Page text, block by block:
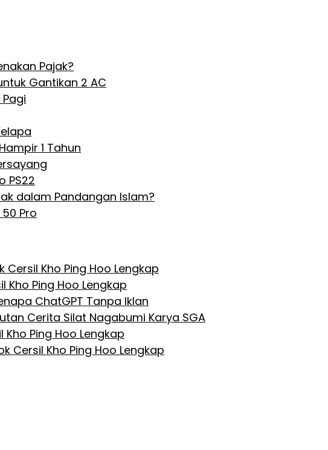
Pajak?
Gantikan 2 AC
1 Tahun
PS22
dalam Pandangan Islam?
Pro
Cersil Kho Ping Hoo Lengkap
Kho Ping Hoo Lengkap
ChatGPT Tanpa Iklan
Cerita Silat Nagabumi Karya SGA
Kho Ping Hoo Lengkap
Cersil Kho Ping Hoo Lengkap